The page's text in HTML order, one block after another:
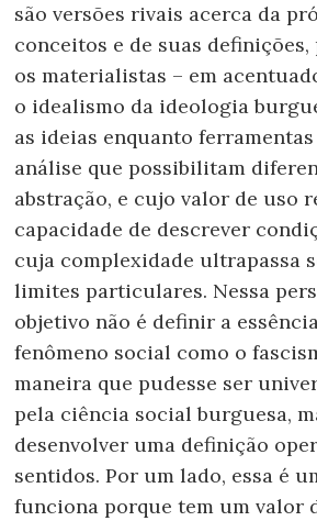
são versões rivais acerca da
conceitos e de suas definições,
os materialistas – em
o idealismo da ideologia
as ideias enquanto
análise que possibilitam
abstração, e cujo valor de uso
capacidade de descrever
cuja complexidade ultrapassa
limites particulares. Nessa
objetivo não é definir a
fenômeno social como o
maneira que pudesse ser
pela ciência social burguesa,
desenvolver uma definição
sentidos. Por um lado, essa é
funciona porque tem um valor